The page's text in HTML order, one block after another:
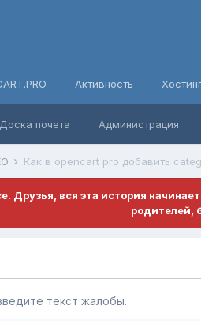
Доска почета Администрация
Активность
Как в opencart pro добавить
Друзья, вся эта история
родителей,
текст жалобы.